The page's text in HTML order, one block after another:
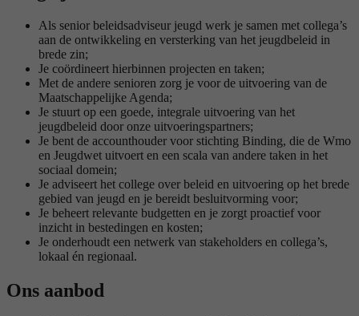
Als senior beleidsadviseur jeugd werk je samen met collega’s
aan de ontwikkeling en versterking van het jeugdbeleid in
brede zin;
Je coördineert hierbinnen projecten en taken;
Met de andere senioren zorg je voor de uitvoering van de
Maatschappelijke Agenda;
Je stuurt op een goede, integrale uitvoering van het
jeugdbeleid door onze uitvoeringspartners;
Je bent de accounthouder voor stichting Binding, die de Wmo
en Jeugdwet uitvoert en een scala van andere taken in het
sociaal domein;
Je adviseert het college over beleid en uitvoering op het brede
gebied van jeugd en je bereidt besluitvorming voor;
Je beheert relevante budgetten en je zorgt proactief voor
inzicht in bestedingen en kosten;
Je onderhoudt een netwerk van stakeholders en collega’s,
lokaal én regionaal.
Ons aanbod